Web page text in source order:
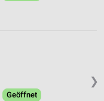
❯
Geöffnet